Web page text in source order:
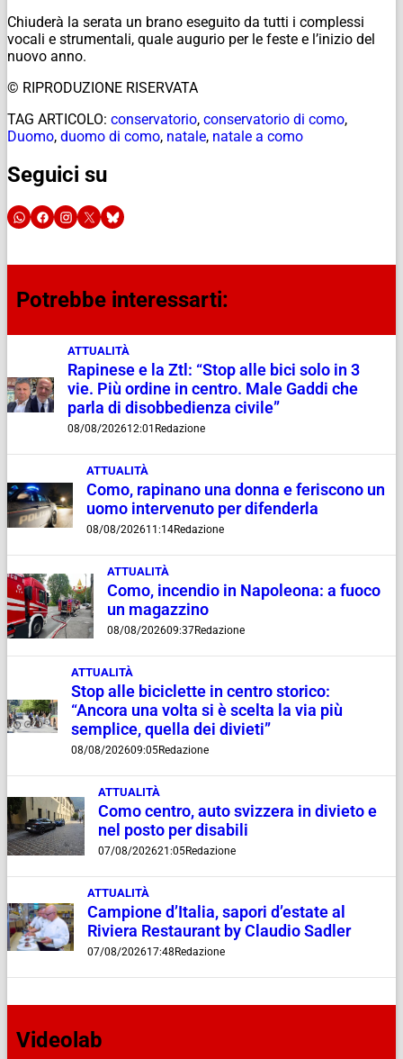
Chiuderà la serata un brano eseguito da tutti i complessi
vocali e strumentali, quale augurio per le feste e l’inizio del
nuovo anno.
© RIPRODUZIONE RISERVATA
TAG ARTICOLO: conservatorio, conservatorio di como,
Duomo, duomo di como, natale, natale a como
Seguici su
Potrebbe interessarti:
ATTUALITÀ
Rapinese e la Ztl: “Stop alle bici solo in 3
vie. Più ordine in centro. Male Gaddi che
parla di disobbedienza civile”
08/08/202612:01 Redazione
ATTUALITÀ
Como, rapinano una donna e feriscono un
uomo intervenuto per difenderla
08/08/202611:14Redazione
ATTUALITÀ
Como, incendio in Napoleona: a fuoco
un magazzino
08/08/202609:37Redazione
ATTUALITÀ
Stop alle biciclette in centro storico:
“Ancora una volta si è scelta la via più
semplice, quella dei divieti”
08/08/202609:05Redazione
ATTUALITÀ
Como centro, auto svizzera in divieto e
nel posto per disabili
07/08/202621:05Redazione
ATTUALITÀ
Campione d’Italia, sapori d’estate al
Riviera Restaurant by Claudio Sadler
07/08/202617:48 Redazione
Videolab